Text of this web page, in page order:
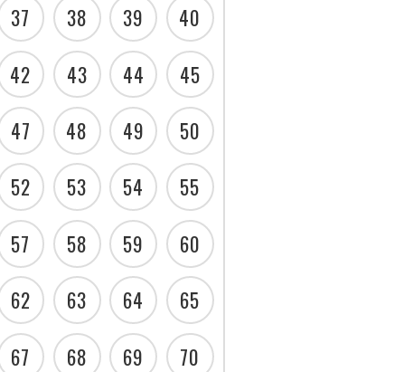
37 38 39
40
42 43 44
45
47 48 49
50
52 53 54
55
57 58 59
60
62 63 64
65
67 68 69
70